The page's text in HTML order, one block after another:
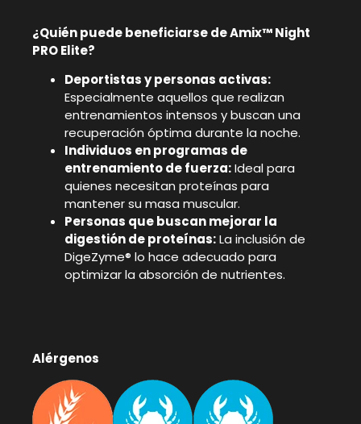
¿Quién puede beneficiarse de Amix™ Night
PRO Elite?
Deportistas y personas activas:
Especialmente aquellos que realizan
entrenamientos intensos y buscan una
recuperación óptima durante la noche.
Individuos en programas de
entrenamiento de fuerza:Ideal para
quienes necesitan proteínas para
mantener su masa muscular.
Personas que buscan mejorar la
digestión de proteínas:La inclusión de
DigeZyme® lo hace adecuado para
optimizar la absorción de nutrientes.
Alérgenos